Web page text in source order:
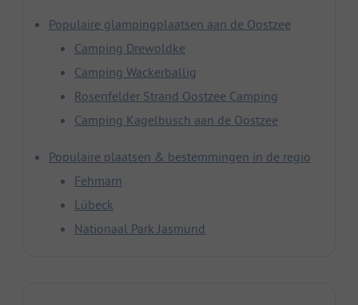
Populaire glampingplaatsen aan de Oostzee
Camping Drewoldke
Camping Wackerballig
Rosenfelder Strand Oostzee Camping
Camping Kagelbusch aan de Oostzee
Populaire plaatsen & bestemmingen in de regio
Fehmarn
Lübeck
Nationaal Park Jasmund